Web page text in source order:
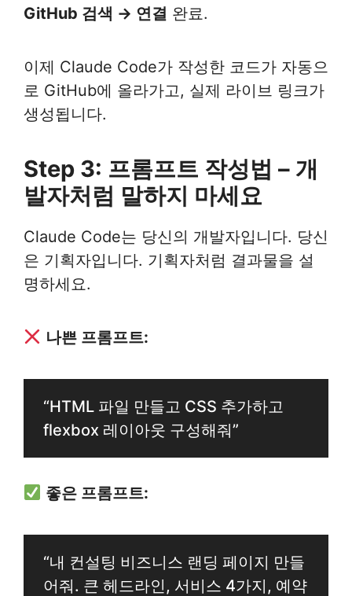
GitHub 검색 → 연결 완료.
이제 Claude Code가 작성한 코드가 자동으
로 GitHub에 올라가고, 실제 라이브 링크가
생성됩니다.
Step 3: 프롬프트 작성법 – 개
발자처럼 말하지 마세요
Claude Code는 당신의 개발자입니다. 당신
은 기획자입니다. 기획자처럼 결과물을 설
명하세요.
나쁜 프롬프트:
“HTML 파일 만들고 CSS 추가하고
flexbox 레이아웃 구성해줘”
좋은 프롬프트:
“내 컨설팅 비즈니스 랜딩 페이지 만들
어줘. 큰 헤드라인, 서비스 4가지, 예약